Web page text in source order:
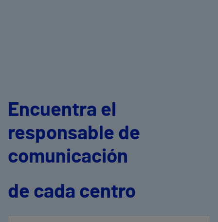
Encuentra el
responsable de
comunicación
de cada centro